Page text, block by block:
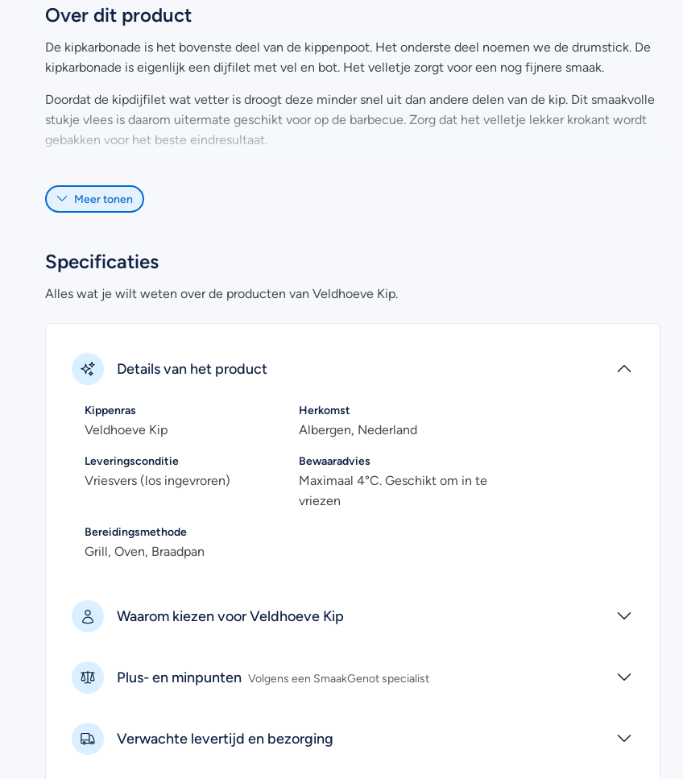
Over dit product
De kipkarbonade is het bovenste deel van de kippenpoot. Het onderste deel noemen we de drumstick. De
kipkarbonade is eigenlijk een dijfilet met vel en bot. Het velletje zorgt voor een nog fijnere smaak.
Doordat de kipdijfilet wat vetter is droogt deze minder snel uit dan andere delen van de kip. Dit smaakvolle
stukje vlees is daarom uitermate geschikt voor op de barbecue. Zorg dat het velletje lekker krokant wordt
gebakken voor het beste eindresultaat.
een hoge kwaliteit stukje vlees garanderen.
Meer tonen
Specificaties
Alles wat je wilt weten over de producten van Veldhoeve Kip.
Details van het product
Kippenras
Veldhoeve Kip
Herkomst
Albergen, Nederland
Leveringsconditie
Vriesvers (los ingevroren)
Bewaaradvies
Maximaal 4°C. Geschikt om in te
vriezen
Bereidingsmethode
Grill, Oven, Braadpan
Waarom kiezen voor Veldhoeve Kip
Plus- en minpunten Volgens een SmaakGenot specialist
Verwachte levertijd en bezorging